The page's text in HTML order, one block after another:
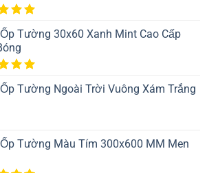
trên
đánh
Tường 30x60 Xanh Mint Cao Cấp
trên
Tường Ngoài Trời Vuông Xám Trắng
Tường Màu Tím 300x600 MM Men